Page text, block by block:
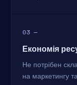
03 —
Економія
Не потрібен
на маркетингу